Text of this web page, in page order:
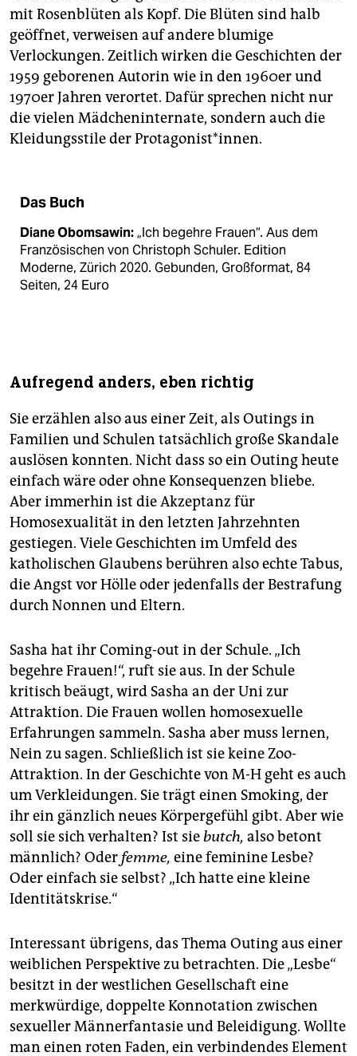
mit Rosenblüten als Kopf. Die Blüten sind halb
geöffnet, verweisen auf andere blumige
Verlockungen. Zeitlich wirken die Geschichten der
1959 geborenen Autorin wie in den 1960er und
1970er Jahren verortet. Dafür sprechen nicht nur
die vielen Mädcheninternate, sondern auch die
Kleidungsstile der Pro­ta­go­nis­t*innen.
Das Buch
Diane Obomsawin:„Ich begehre Frauen“. Aus dem
Französischen von Christoph Schuler. Edition
Moderne, Zürich 2020. Gebunden, Großformat, 84
Seiten, 24 Euro
Aufregend anders, eben richtig
Sie erzählen also aus einer Zeit, als Outings in
Familien und Schulen tatsächlich große Skandale
auslösen konnten. Nicht dass so ein Outing heute
einfach wäre oder ohne Konsequenzen bliebe.
Aber immerhin ist die Akzeptanz für
Homosexualität in den letzten Jahrzehnten
gestiegen. Viele Geschichten im Umfeld des
katholischen Glaubens berühren also echte Tabus,
die Angst vor Hölle oder jedenfalls der Bestrafung
durch Nonnen und Eltern.
Sasha hat ihr Coming-out in der Schule. „Ich
begehre Frauen!“, ruft sie aus. In der Schule
kritisch beäugt, wird Sasha an der Uni zur
Attraktion. Die Frauen wollen homosexuelle
Erfahrungen sammeln. Sasha aber muss lernen,
Nein zu sagen. Schließlich ist sie keine Zoo-
Attraktion. In der Geschichte von M-H geht es auch
um Verkleidungen. Sie trägt einen Smoking, der
ihr ein gänzlich neues Körpergefühl gibt. Aber wie
soll sie sich verhalten? Ist siebutch, also betont
männlich? Oder femme, eine feminine Lesbe?
Oder einfach sie selbst? „Ich hatte eine kleine
Identitätskrise.“
Interessant übrigens, das Thema Outing aus einer
weiblichen Perspektive zu betrachten. Die „Lesbe“
besitzt in der westlichen Gesellschaft eine
merkwürdige, doppelte Konnotation zwischen
sexueller Männerfantasie und Beleidigung. Wollte
man einen roten Faden, ein verbindendes Element